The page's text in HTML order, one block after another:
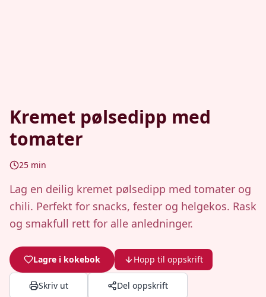
Kremet pølsedipp med
tomater
25 min
Lag en deilig kremet pølsedipp med tomater og
chili. Perfekt for snacks, fester og helgekos. Rask
og smakfull rett for alle anledninger.
Lagre i kokebok Hopp til oppskrift
Skriv ut Del oppskrift